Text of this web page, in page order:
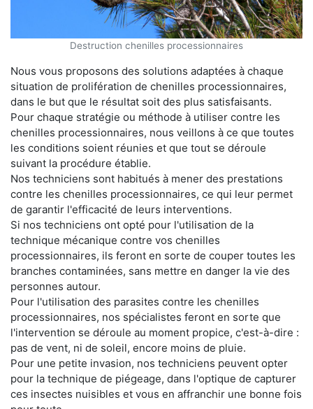
Destruction chenilles processionnaires
Nous vous proposons des solutions adaptées à chaque
situation de prolifération de chenilles processionnaires,
dans le but que le résultat soit des plus satisfaisants.
Pour chaque stratégie ou méthode à utiliser contre les
chenilles processionnaires, nous veillons à ce que toutes
les conditions soient réunies et que tout se déroule
suivant la procédure établie.
Nos techniciens sont habitués à mener des prestations
contre les chenilles processionnaires, ce qui leur permet
de garantir l'efficacité de leurs interventions.
Si nos techniciens ont opté pour l'utilisation de la
technique mécanique contre vos chenilles
processionnaires, ils feront en sorte de couper toutes les
branches contaminées, sans mettre en danger la vie des
personnes autour.
Pour l'utilisation des parasites contre les chenilles
processionnaires, nos spécialistes feront en sorte que
l'intervention se déroule au moment propice, c'est-à-dire :
pas de vent, ni de soleil, encore moins de pluie.
Pour une petite invasion, nos techniciens peuvent opter
pour la technique de piégeage, dans l'optique de capturer
ces insectes nuisibles et vous en affranchir une bonne fois